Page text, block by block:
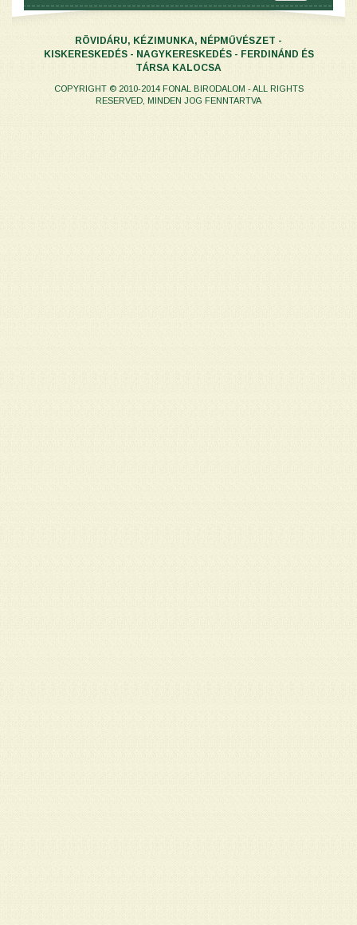
navigation
RÖVIDÁRU, KÉZIMUNKA, NÉPMŰVÉSZET -
KISKERESKEDÉS - NAGYKERESKEDÉS - FERDINÁND ÉS
TÁRSA KALOCSA
COPYRIGHT © 2010-2014 FONAL BIRODALOM - ALL RIGHTS
RESERVED, MINDEN JOG FENNTARTVA